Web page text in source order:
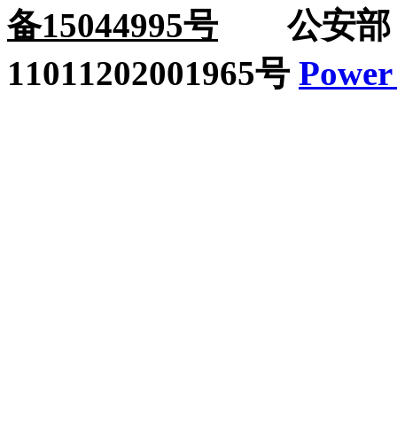
备15044995号公安部：
11011202001965号